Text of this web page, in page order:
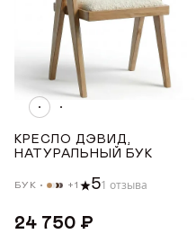
Тёмный дуб
Тёмное масло
Дуб меловой
Показать все
ЦВЕТ ТКАНИ
Зеленый
КРЕСЛО ДЭВИД,
НАТУРАЛЬНЫЙ БУК
БУК +1 51 отзыва
24 750 ₽